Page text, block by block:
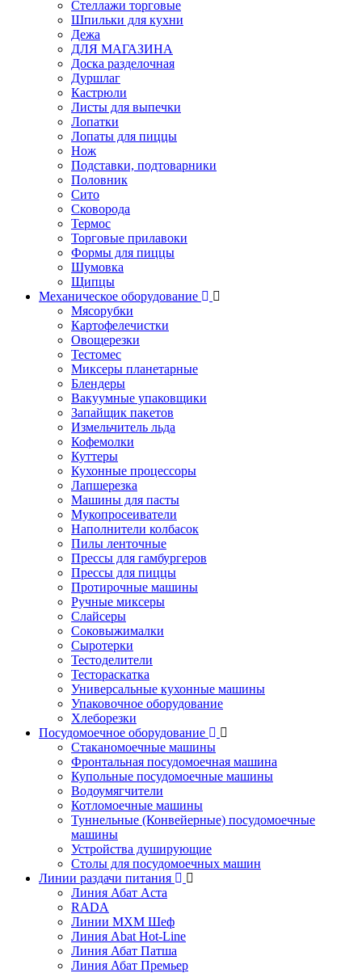
Стеллажи торговые
Шпильки для кухни
Дежа
ДЛЯ МАГАЗИНА
Доска разделочная
Дуршлаг
Кастрюли
Листы для выпечки
Лопатки
Лопаты для пиццы
Нож
Подставки, подтоварники
Половник
Сито
Сковорода
Термос
Торговые прилавоки
Формы для пиццы
Шумовка
Щипцы
Механическое оборудование
Мясорубки
Картофелечистки
Овощерезки
Тестомес
Миксеры планетарные
Блендеры
Вакуумные упаковщики
Запайщик пакетов
Измельчитель льда
Кофемолки
Куттеры
Кухонные процессоры
Лапшерезка
Машины для пасты
Мукопросеиватели
Наполнители колбасок
Пилы ленточные
Прессы для гамбургеров
Прессы для пиццы
Протирочные машины
Ручные миксеры
Слайсеры
Соковыжималки
Сыротерки
Тестоделители
Тестораскатка
Универсальные кухонные машины
Упаковочное оборудование
Хлеборезки
Посудомоечное оборудование
Стаканомоечные машины
Фронтальная посудомоечная машина
Купольные посудомоечные машины
Водоумягчители
Котломоечные машины
Туннельные (Конвейерные) посудомоечные
машины
Устройства душирующие
Столы для посудомоечных машин
Линии раздачи питания
Линия Абат Аста
RADA
Линии МХМ Шеф
Линия Abat Hot-Line
Линия Абат Патша
Линия Абат Премьер